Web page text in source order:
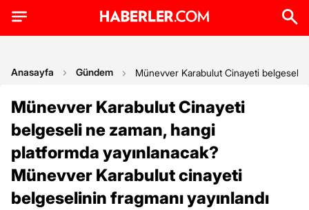
Anasayfa Gündem Münevver Karabulut Cinayeti belgeseli
Münevver Karabulut Cinayeti
belgeseli ne zaman, hangi
platformda yayınlanacak?
Münevver Karabulut cinayeti
belgeselinin fragmanı yayınlandı